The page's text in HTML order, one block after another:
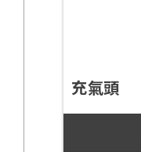
充氣頭